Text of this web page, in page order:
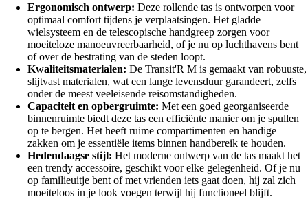
Ergonomisch ontwerp: Deze rollende tas is ontworpen voor
optimaal comfort tijdens je verplaatsingen. Het gladde
wielsysteem en de telescopische handgreep zorgen voor
moeiteloze manoeuvreerbaarheid, of je nu op luchthavens bent
of over de bestrating van de steden loopt.
Kwaliteitsmaterialen: De Transit'R M is gemaakt van robuuste,
slijtvast materialen, wat een lange levensduur garandeert, zelfs
onder de meest veeleisende reisomstandigheden.
Capaciteit en opbergruimte: Met een goed georganiseerde
binnenruimte biedt deze tas een efficiënte manier om je spullen
op te bergen. Het heeft ruime compartimenten en handige
zakken om je essentiële items binnen handbereik te houden.
Hedendaagse stijl: Het moderne ontwerp van de tas maakt het
een trendy accessoire, geschikt voor elke gelegenheid. Of je nu
op familieuitje bent of met vrienden iets gaat doen, hij zal zich
moeiteloos in je look voegen terwijl hij functioneel blijft.